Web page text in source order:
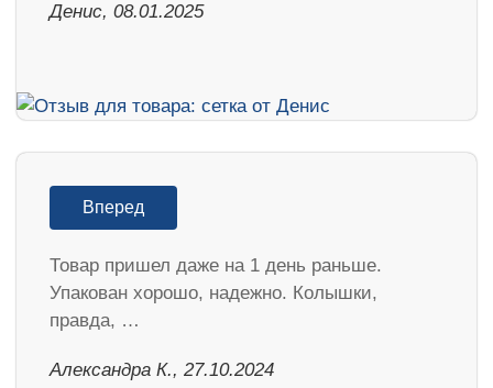
Денис, 08.01.2025
Вперед
Товар пришел даже на 1 день раньше.
Упакован хорошо, надежно. Колышки,
правда, …
Александра К., 27.10.2024